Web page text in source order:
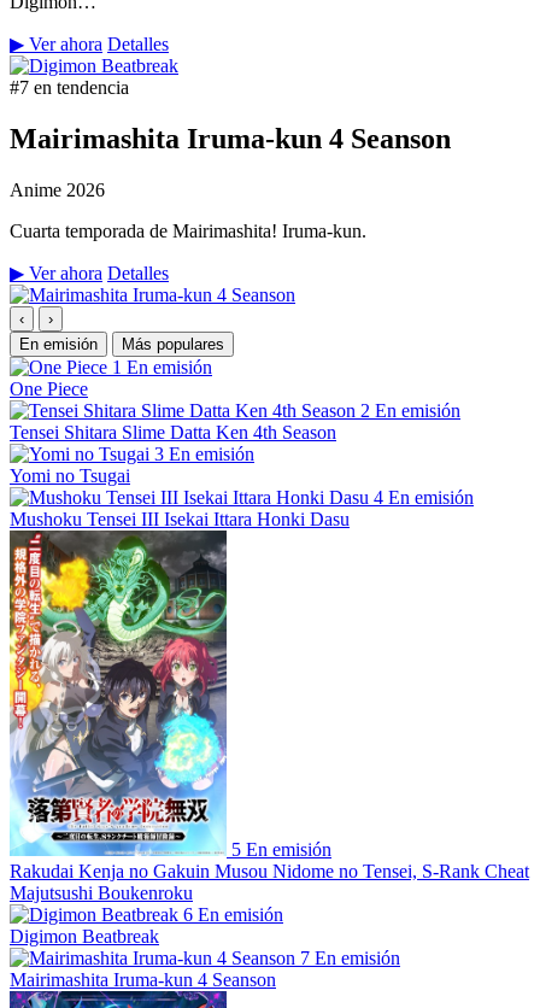
▶ Ver ahora Detalles
#7 en tendencia
Mairimashita Iruma-kun 4 Seanson
Anime 2026
Cuarta temporada de Mairimashita! Iruma-kun.
▶ Ver ahora Detalles
‹
›
En emisión
Más populares
1 En emisión
One Piece
2 En emisión
Tensei Shitara Slime Datta Ken 4th Season
3 En emisión
Yomi no Tsugai
4 En emisión
Mushoku Tensei III Isekai Ittara Honki Dasu
5 En emisión
Rakudai Kenja no Gakuin Musou Nidome no Tensei, S-Rank Cheat
Majutsushi Boukenroku
6 En emisión
Digimon Beatbreak
7 En emisión
Mairimashita Iruma-kun 4 Seanson